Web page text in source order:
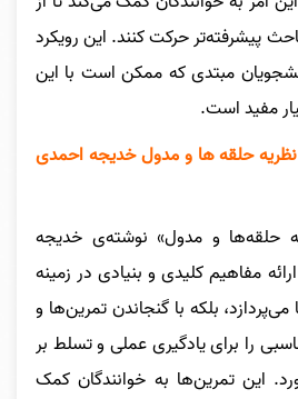
پیشرفته‌تر حرکت کنند. این رویکرد
مبتدی که ممکن است با این
مفید است.
حلقه ها و مدول خدیجه احمدی
حلقه‌ها و مدول» نوشته‌ی خدیجه
مفاهیم کلیدی و بنیادی در زمینه
بلکه با گنجاندن تمرین‌ها و
را برای یادگیری عملی و تسلط بر
این تمرین‌ها به خوانندگان کمک